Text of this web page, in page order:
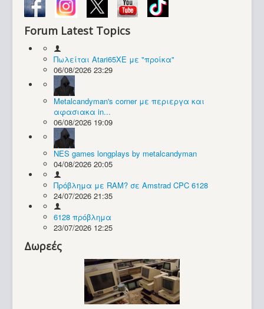
Συλλογές / Projects
Forum Latest Topics
Πωλείται Atari65XE με "προίκα"
06/08/2026 23:29
Metalcandyman's corner με περιεργα και
αφασιακα in...
06/08/2026 19:09
NES games longplays by metalcandyman
04/08/2026 20:05
Πρόβλημα με RAM? σε Amstrad CPC 6128
24/07/2026 21:35
6128 πρόβλημα
23/07/2026 12:25
Δωρεές